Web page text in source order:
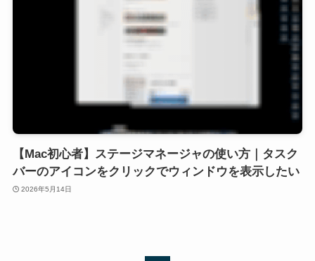
【Mac初心者】ステージマネージャの使い方｜タスク
バーのアイコンをクリックでウィンドウを表示したい
2026年5月14日